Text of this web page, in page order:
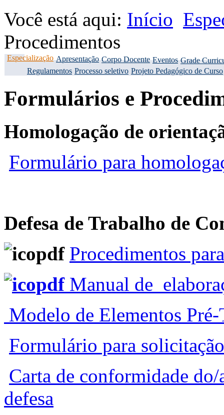
Você está aqui: Início
Procedimentos
Especialização Apresentação Corpo Docente Eventos Grade
Regulamentos Processo seletivo Projeto Pedagógico de Curso
Formulários e
Homologação de
Formulário para
Defesa de Trabalho de
Procedimentos
Manual de
Modelo de Elementos Pré-
Formulário para
Carta de conformidade
defesa